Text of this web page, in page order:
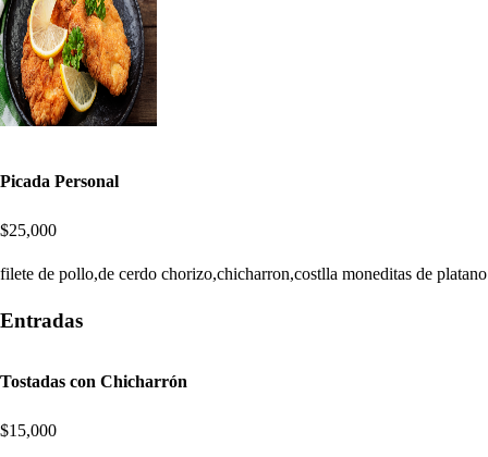
Picada Personal
$25,000
filete de pollo,de cerdo chorizo,chicharron,costlla moneditas de platano
Entradas
Tostadas con Chicharrón
$15,000